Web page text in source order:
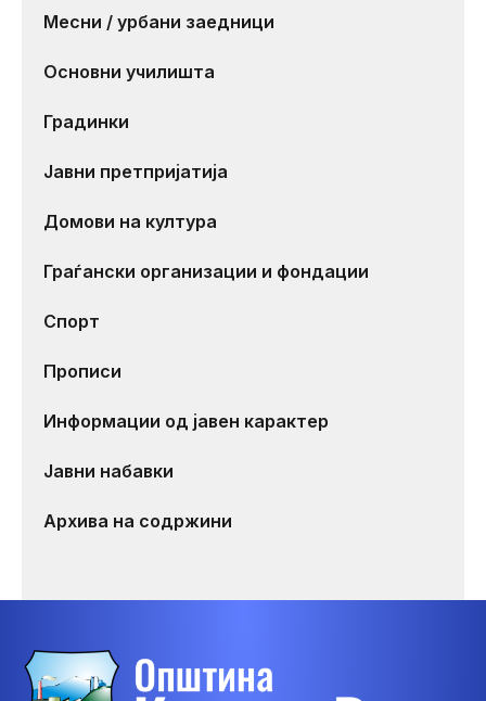
Месни / урбани заедници
Основни училишта
Градинки
Јавни претпријатија
Домови на култура
Граѓански организации и фондации
Спорт
Прописи
Информации од јавен карактер
Јавни набавки
Архива на содржини